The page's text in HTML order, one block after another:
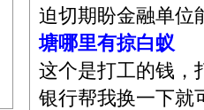
迫切期盼金融单位
塘哪里有掠白蚁
这个是打工的钱，
银行帮我换一下就